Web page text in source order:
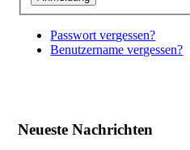
Passwort vergessen?
Benutzername vergessen?
Neueste Nachrichten